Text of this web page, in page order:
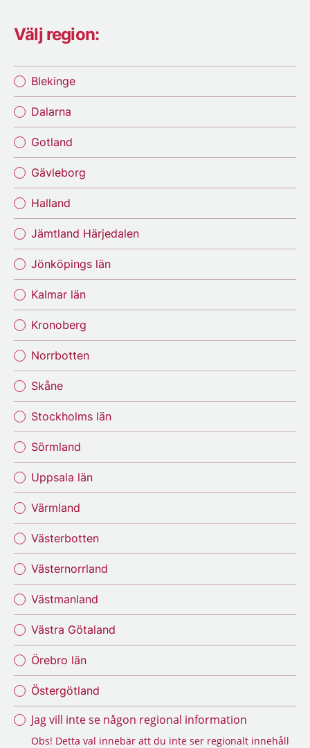
Välj region:
Blekinge
Dalarna
Gotland
Gävleborg
Halland
Jämtland Härjedalen
Jönköpings län
Kalmar län
Kronoberg
Norrbotten
Skåne
Stockholms län
Sörmland
Uppsala län
Värmland
Västerbotten
Västernorrland
Västmanland
Västra Götaland
Örebro län
Östergötland
Jag vill inte se någon regional information
Obs! Detta val innebär att du inte ser regionalt innehåll